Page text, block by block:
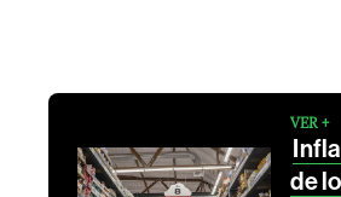
VER +
de